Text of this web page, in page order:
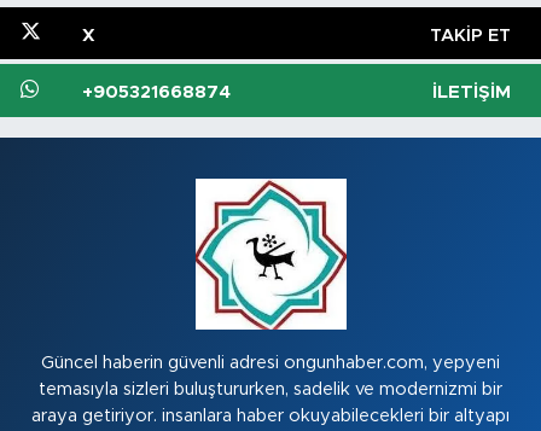
X TAKIP ET
+905321668874 İLETIŞIM
Güncel haberin güvenli adresi ongunhaber.com, yepyeni
temasıyla sizleri buluştururken, sadelik ve modernizmi bir
araya getiriyor. insanlara haber okuyabilecekleri bir altyapı